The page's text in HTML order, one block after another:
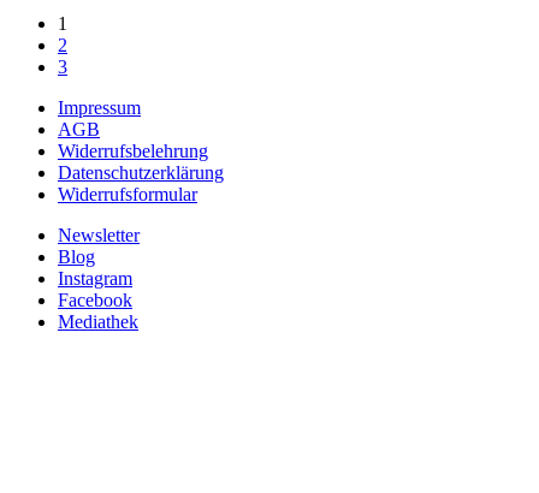
1
2
3
Impressum
AGB
Widerrufsbelehrung
Datenschutzerklärung
Widerrufsformular
Newsletter
Blog
Instagram
Facebook
Mediathek